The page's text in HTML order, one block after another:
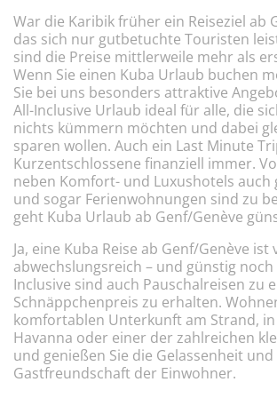
War die Karibik früher ein Reiseziel ab
das sich nur gutbetuchte Touristen
sind die Preise mittlerweile mehr als
Wenn Sie einen Kuba Urlaub buchen
Sie bei uns besonders attraktive
All-Inclusive Urlaub ideal für alle, die
nichts kümmern möchten und dabei
sparen wollen. Auch ein Last Minute
Kurzentschlossene finanziell immer.
neben Komfort- und Luxushotels auch
und sogar Ferienwohnungen sind zu
geht Kuba Urlaub ab Genf/Genève
Ja, eine Kuba Reise ab Genf/Genève
abwechslungsreich – und günstig noch
Inclusive sind auch Pauschalreisen zu
Schnäppchenpreis zu erhalten.
komfortablen Unterkunft am Strand,
Havanna oder einer der zahlreichen
und genießen Sie die Gelassenheit und
Gastfreundschaft der Einwohner.